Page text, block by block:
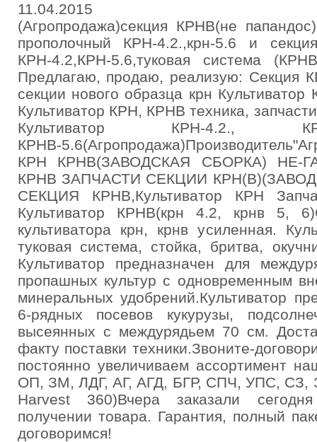
11.04.2015
(Агропродажа)секция КРНВ(не
прополочный КРН-4.2.,крн-5.6 и
КРН-4.2,КРН-5.6,туковая система
Предлагаю, продаю, реализую: Секция
секции нового образца крн
Культиватор КРН, КРНВ техника,
Культиватор КРН-4.2.,
КРНВ-
КРН КРНВ(ЗАВОДСКАЯ СБОРКА) НЕ-
КРНВ ЗАПЧАСТИ СЕКЦИИ
СЕКЦИЯ КРНВ,Культиватор КРН
Культиватор КРНВ(крн 4.2, крнв 5,
культиватора крн, крнв усиленная.
туковая система, стойка, бритва,
Культиватор предназначен для
пропашных культур с одновременным
минеральных удобрений.Культиватор
6-рядных посевов кукурузы,
высеянных с междурядьем 70 см.
факту поставки техники.Звоните-
постоянно увеличиваем ассортимент
ОП, ЗМ, ЛДГ, АГ, АГД, БГР, СПЧ, УПС, СЗ,
Harvest 360)Вчера заказали
получении товара. Гарантия, полный
договоримся!